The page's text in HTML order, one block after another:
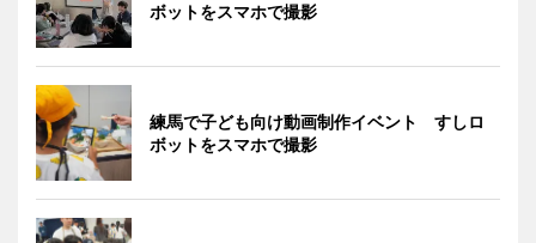
ボットをスマホで撮影
練馬で子ども向け動画制作イベント すしロ
ボットをスマホで撮影